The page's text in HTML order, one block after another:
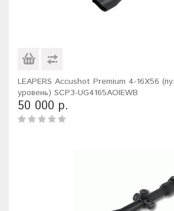
LEAPERS Accushot Premium 4-16X56
уровень) SCP3-UG4165AOIEWB
50 000 р.